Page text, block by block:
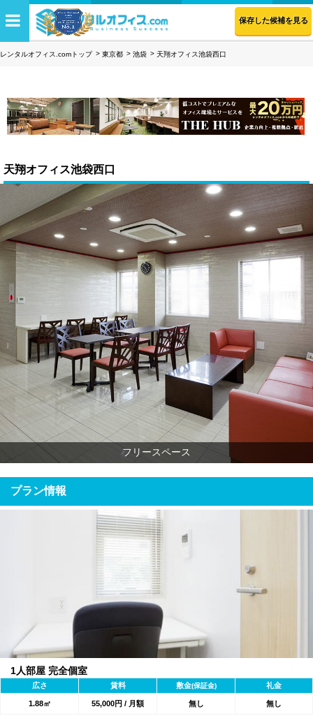
保存した候補を見る
レンタルオフィス.comトップ 東京都 池袋 天翔オフィス池袋西口
天翔オフィス池袋西口
フリースペース
プラン情報
1人部屋 完全個室
広さ 賃料 敷金(保証金) 礼金
1.88㎡ 55,000円 / 月額 無し 無し